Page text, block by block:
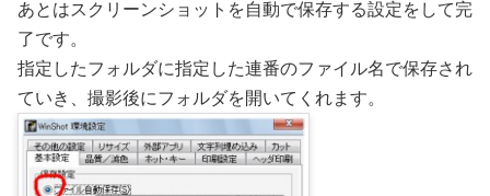
あとはスクリーンショットを自動で保存する設定をして完
了です。
指定したフォルダに指定した連番のファイル名で保存され
ていき、撮影後にフォルダを開いてくれます。